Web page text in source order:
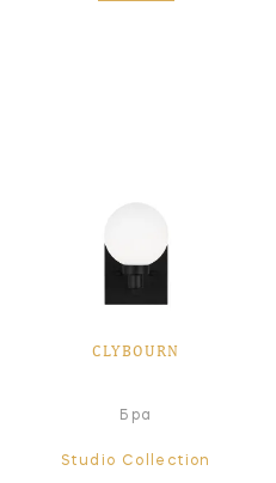
CLYBOURN
Бра
Studio Collection